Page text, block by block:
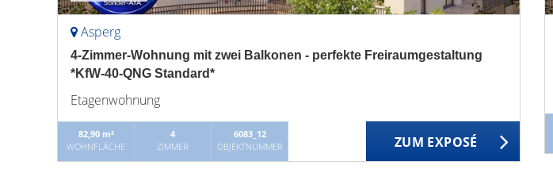
Asperg
4-Zimmer-Wohnung mit zwei Balkonen - perfekte Freiraumgestaltung
*KfW-40-QNG Standard*
Etagenwohnung
82,90 m²
WOHNFLÄCHE
4
ZIMMER
6083_12
OBJEKTNUMMER
ZUM EXPOSÉ